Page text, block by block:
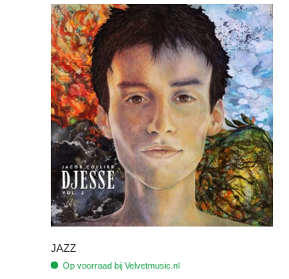
JAZZ
Op voorraad bij Velvetmusic.nl